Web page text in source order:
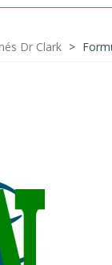
Dr Clark >